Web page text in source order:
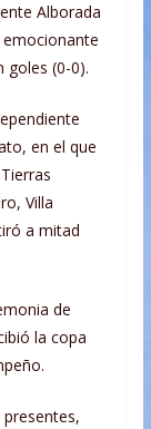
Alborada
goles (0-0).
en el que
Villa
a mitad
de
la copa